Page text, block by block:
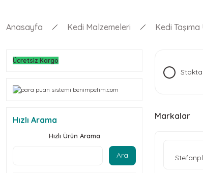
Anasayfa Kedi Malzemeleri Kedi
Ücretsiz Kargo
Hızlı Arama
Hızlı Ürün Arama
Ara
Markalar